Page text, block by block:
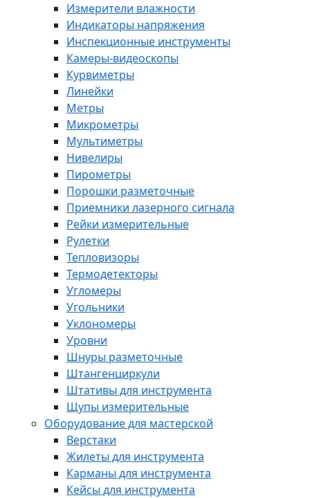
Измерители влажности
Индикаторы напряжения
Инспекционные инструменты
Камеры-видеоскопы
Курвиметры
Линейки
Метры
Микрометры
Мультиметры
Нивелиры
Пирометры
Порошки разметочные
Приемники лазерного сигнала
Рейки измерительные
Рулетки
Тепловизоры
Термодетекторы
Угломеры
Угольники
Уклономеры
Уровни
Шнуры разметочные
Штангенциркули
Штативы для инструмента
Щупы измерительные
Оборудование для мастерской
Верстаки
Жилеты для инструмента
Карманы для инструмента
Кейсы для инструмента